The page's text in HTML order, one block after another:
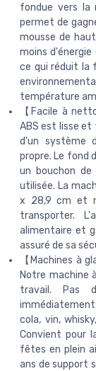
fondue vers la
permet de
mousse de
moins
ce qui réduit la
température
【Facile à
ABS est lisse et
d'un système
propre. Le fond
un bouchon
utilisée. La
x 28,9 cm et
transporter.
alimentaire et
assuré de sa
【Machines à
Notre machine
travail. Pas
cola, vin,
Convient pour
fêtes en plein
ans de support